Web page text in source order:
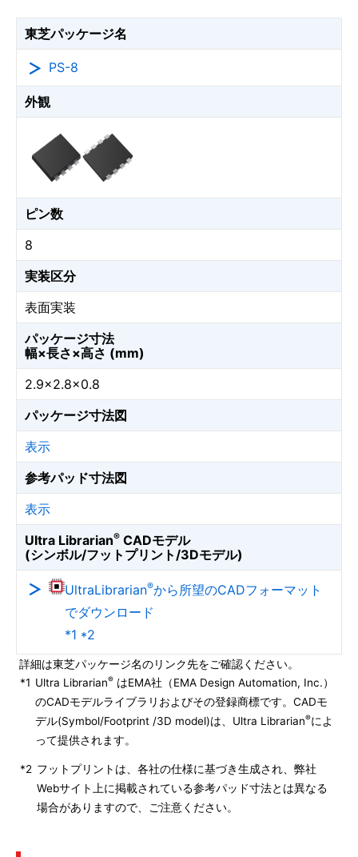
東芝パッケージ名
PS-8
外観
ピン数
8
実装区分
表面実装
パッケージ寸法
幅×長さ×高さ (mm)
2.9×2.8×0.8
パッケージ寸法図
表示
参考パッド寸法図
表示
Ultra Librarian® CADモデル
(シンボル/フットプリント/3Dモデル)
UltraLibrarian®から所望のCADフォーマット
でダウンロード
*1 *2
詳細は東芝パッケージ名のリンク先をご確認ください。
*1 Ultra Librarian® はEMA社（EMA Design Automation, Inc.）
のCADモデルライブラリおよびその登録商標です。CADモ
デル(Symbol/Footprint /3D model)は、Ultra Librarian®によ
って提供されます。
*2 フットプリントは、各社の仕様に基づき生成され、弊社
Webサイト上に掲載されている参考パッド寸法とは異なる
場合がありますので、ご注意ください。